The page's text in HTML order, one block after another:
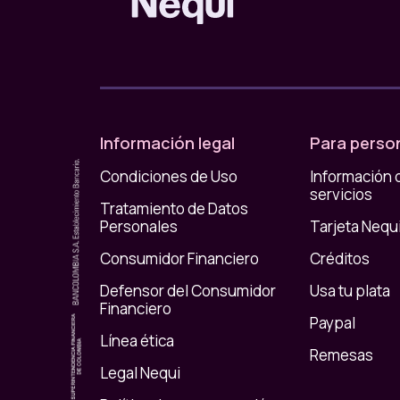
Aunque muchas personas los confunden,
La principal diferencia está en el valor.
Pagos, transferencias y
Estabilidad
Por ejemplo:
Una criptomoneda puede cambiar de
Un dólar digital busca mantenerse cerca
Información legal
Condiciones de Uso
Tratamiento de Datos
Personales
Consumidor Financiero
Defensor del Consumidor
Financiero
Línea ética
Legal Nequi
Para
Información
servicios
Tarjeta Nequi
Créditos
Usa tu plata
Paypal
Remesas